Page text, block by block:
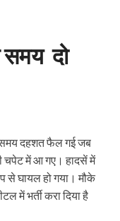
समय दो
दहशत फैल गई जब
चपेट में आ गए। हादसें में
से घायल हो गया। मौके
में भर्ती करा दिया है